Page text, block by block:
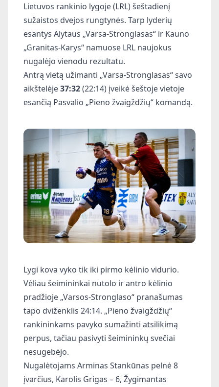
Lietuvos rankinio lygoje (LRL) šeštadienį
sužaistos dvejos rungtynės. Tarp lyderių
esantys Alytaus „Varsa-Stronglasas“ ir Kauno
„Granitas-Karys“ namuose LRL naujokus
nugalėjo vienodu rezultatu.
Antrą vietą užimanti „Varsa-Stronglasas“ savo
aikštelėje37:32(22:14) įveikė šeštoje vietoje
esančią Pasvalio „Pieno žvaigždžių“ komandą.
Lygi kova vyko tik iki pirmo kėlinio vidurio.
Vėliau šeimininkai nutolo ir antro kėlinio
pradžioje „Varsos-Stronglaso“ pranašumas
tapo dviženklis 24:14. „Pieno žvaigždžių“
rankininkams pavyko sumažinti atsilikimą
perpus, tačiau pasivyti šeimininkų svečiai
nesugebėjo.
Nugalėtojams Arminas Stankūnas pelnė 8
įvarčius, Karolis Grigas – 6, Žygimantas